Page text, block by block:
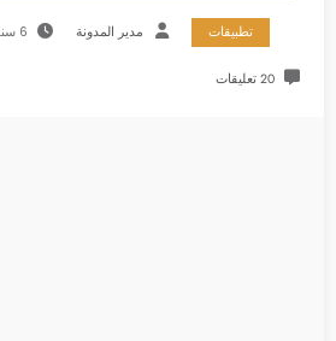
تطبيقات مدير المدونة 6 سنوات منذ النشر
20 تعليقات